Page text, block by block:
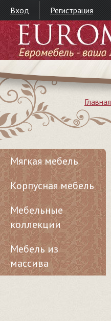
Вход Регистрация
Главная
Мягкая мебель
Корпусная мебель
Мебельные
коллекции
Мебель из
массива